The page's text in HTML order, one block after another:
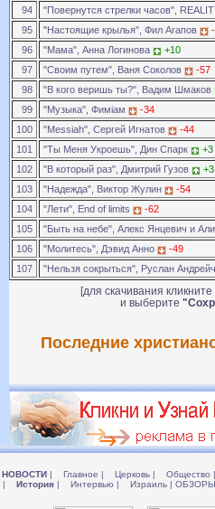
94
"Повернутся стрелки часов",
95
"Настоящие крылья", Фил Агапов
96
"Мама", Анна Логинова
+10
97
"Своим путем", Ваня Соколов
-57
98
"В кого веришь ты?", Вадим Шмаков
99
"Музыка", Фимiам
-34
100
"Messiah", Сергей Игнатов
-44
101
"Ты Меня Укроешь", Дин Спарк
+3
102
"В который раз", Дмитрий Гузов
+3
103
"Надежда", Виктор Жулин
-54
104
"Лети", End of limits
-62
105
"Быть на небе", Алекс Янцевич и
106
"Молитесь", Дэвид Анно
-49
107
"Нельзя сокрыться", Руслан
[для скачивания
и выберите
Последние
НОВОСТИ | Главное | Церковь | Общество |
| История | Интервью | Израиль |